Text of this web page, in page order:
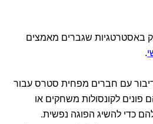
באסטרטגיות שגברים מאמצים
.
עם חברים מפחית סטרס עבור
פונים לקונסולות משחקים או
כדי להשיג הפוגה נפשית.